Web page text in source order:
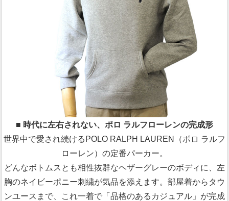
■ 時代に左右されない、ポロ ラルフローレンの完成形
世界中で愛され続けるPOLO RALPH LAUREN（ポロ ラルフ
ローレン）の定番パーカー。
どんなボトムスとも相性抜群なヘザーグレーのボディに、左
胸のネイビーポニー刺繍が気品を添えます。部屋着からタウ
ンユースまで、これ一着で「品格のあるカジュアル」が完成